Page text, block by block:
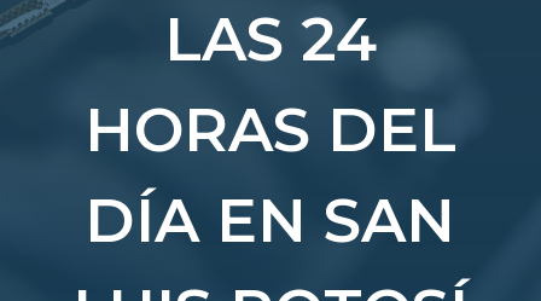
LAS 24
HORAS DEL
DÍA EN SAN